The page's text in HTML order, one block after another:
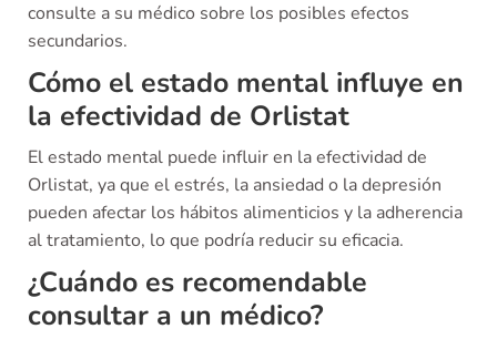
consulte a su médico sobre los posibles efectos
secundarios.
Cómo el estado mental influye en
la efectividad de Orlistat
El estado mental puede influir en la efectividad de
Orlistat, ya que el estrés, la ansiedad o la depresión
pueden afectar los hábitos alimenticios y la adherencia
al tratamiento, lo que podría reducir su eficacia.
¿Cuándo es recomendable
consultar a un médico?